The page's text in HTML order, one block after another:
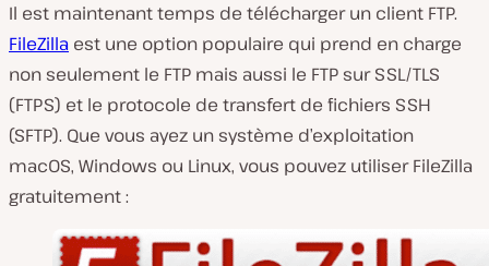
Il est maintenant temps de télécharger un client FTP.
FileZilla est une option populaire qui prend en charge
non seulement le FTP mais aussi le FTP sur SSL/TLS
(FTPS) et le protocole de transfert de fichiers SSH
(SFTP). Que vous ayez un système d’exploitation
macOS, Windows ou Linux, vous pouvez utiliser FileZilla
gratuitement :